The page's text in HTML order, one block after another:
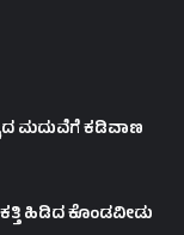
ಮದುವೆಗೆ ಕಡಿವಾಣ
ಹಿಡಿದ ಕೊಂಡವೀಡು